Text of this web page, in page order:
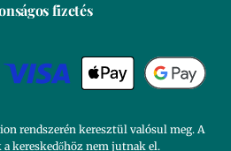
fizetés
rendszerén keresztül valósul meg. A
kereskedőhöz nem jutnak el.